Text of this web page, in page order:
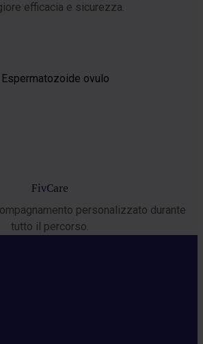
efficacia e sicurezza.
FivCare
personalizzato durante
tutto il percorso.